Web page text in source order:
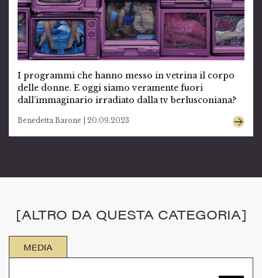
I programmi che hanno messo in vetrina il corpo
delle donne. E oggi siamo veramente fuori
dall’immaginario irradiato dalla tv berlusconiana?
Benedetta Barone | 20.09.2023
[ALTRO DA QUESTA CATEGORIA]
MEDIA